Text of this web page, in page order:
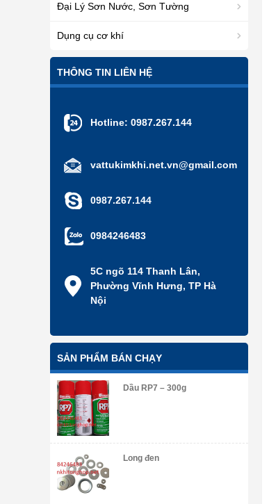
Đại Lý Sơn Nước, Sơn Tường
Dụng cụ cơ khí
THÔNG TIN LIÊN HỆ
Hotline: 0987.267.144
vattukimkhi.net.vn@gmail.com
0987.267.144
0984246483
5C ngõ 114 Thanh Lân,
Phường Vĩnh Hưng, TP Hà
Nội
SẢN PHẨM BÁN CHẠY
Dầu RP7 – 300g
Long đen